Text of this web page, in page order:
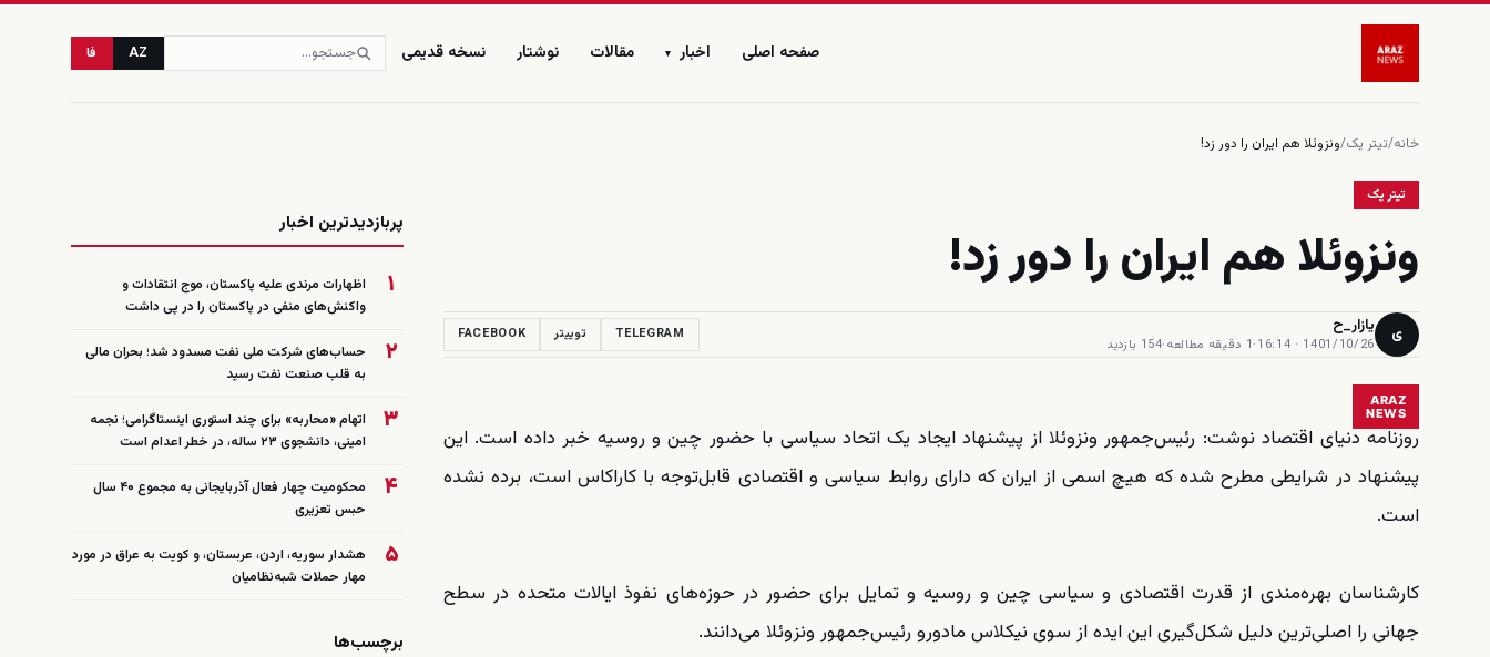
صفحه اصلی اخبار ▾ مقالات نوشتار نسخه قدیمی AZ فا
خانه/تیتر یک/ونزوئلا هم ایران را دور زد!
تیتر یک
ونزوئلا هم ایران را دور زد!
ی یازار_ح
1401/10/26 · 16:14
·1 دقیقه مطالعه ·154 بازدید
TELEGRAM توییتر FACEBOOK
ARAZ
NEWS
روزنامه دنیای اقتصاد نوشت: رئیس‌جمهور ونزوئلا از پیشنهاد ایجاد یک اتحاد سیاسی با حضور چین و روسیه خبر داده است. این
پیشنهاد در شرایطی مطرح شده که هیچ اسمی از ایران که دارای روابط سیاسی و اقتصادی قابل‌توجه با کاراکاس است، برده نشده
است.
کارشناسان بهره‌مندی از قدرت اقتصادی و سیاسی چین و روسیه و تمایل برای حضور در حوزه‌های نفوذ ایالات متحده در سطح
جهانی را اصلی‌ترین دلیل شکل‌گیری این ایده از سوی نیکلاس مادورو رئیس‌جمهور ونزوئلا می‌دانند.
پربازدیدترین اخبار
۱
اظهارات مرندی علیه پاکستان، موج انتقادات و
واکنش‌های منفی در پاکستان را در پی داشت
۲
حساب‌های شرکت ملی نفت مسدود شد؛ بحران مالی
به قلب صنعت نفت رسید
۳
اتهام «محاربه» برای چند استوری اینستاگرامی؛ نجمه
امینی، دانشجوی ۲۳ ساله، در خطر اعدام است
۴
محکومیت چهار فعال آذربایجانی به مجموع ۴۰ سال
حبس تعزیری
۵
هشدار سوریه، اردن، عربستان، و کویت به عراق در مورد
مهار حملات شبه‌نظامیان
برچسب‌ها